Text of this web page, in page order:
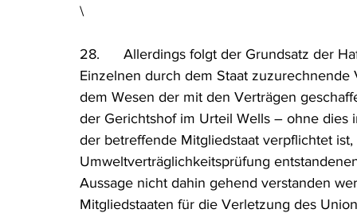
\
28.      Allerdings folgt der Grundsatz der
Einzelnen durch dem Staat
dem Wesen der mit den Verträgen
der Gerichtshof im Urteil Wells – ohne
der betreffende Mitgliedstaat verpflichtet
Umweltverträglichkeitsprüfung
Aussage nicht dahin gehend verstanden
Mitgliedstaaten für die Verletzung des